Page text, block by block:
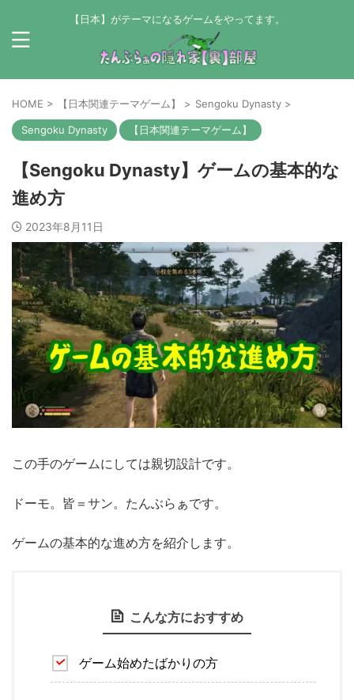
【日本】がテーマになるゲームをやってます。
HOME > 【日本関連テーマゲーム】 > Sengoku Dynasty >
Sengoku Dynasty 【日本関連テーマゲーム】
【Sengoku Dynasty】ゲームの基本的な
進め方
2023年8月11日
この手のゲームにしては親切設計です。
ドーモ。皆＝サン。たんぶらぁです。
ゲームの基本的な進め方を紹介します。
こんな方におすすめ
ゲーム始めたばかりの方